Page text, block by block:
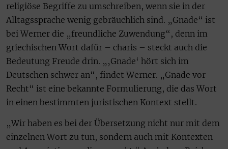
religiöse Begriffe zu umschreiben, wenn sie in der
Alltagssprache wenig gebräuchlich sind. „Gnade“ ist
bei Werner die „freundliche Zuwendung“, denn im
griechischen Wort dafür – charis – steckt auch die
Bedeutung Freude drin. „‚Gnade‘ hört sich im
Deutschen schwer an“, findet Werner. „Gnade vor
Recht“ ist eine bekannte Formulierung, die das Wort
in einen bestimmten juristischen Kontext stellt.
„Wir haben es bei der Übersetzung nicht nur mit dem
einzelnen Wort zu tun, sondern auch mit Kontexten